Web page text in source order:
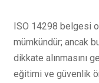
ISO 14298 belgesi
mümkündür; ancak
dikkate alınmasını
eğitimi ve güvenlik